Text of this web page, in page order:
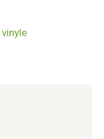
vinyle